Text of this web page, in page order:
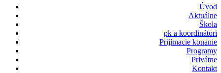
Úvod
Aktuálne
Škola
pk a koordinátori
Prijímacie konanie
Programy
Privátne
Kontakt